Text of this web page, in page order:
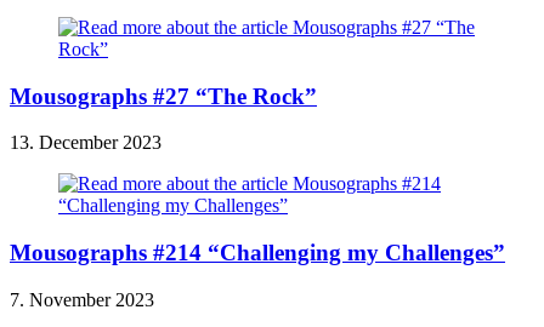
Mousographs #27 “The Rock”
13. December 2023
Mousographs #214 “Challenging my Challenges”
7. November 2023